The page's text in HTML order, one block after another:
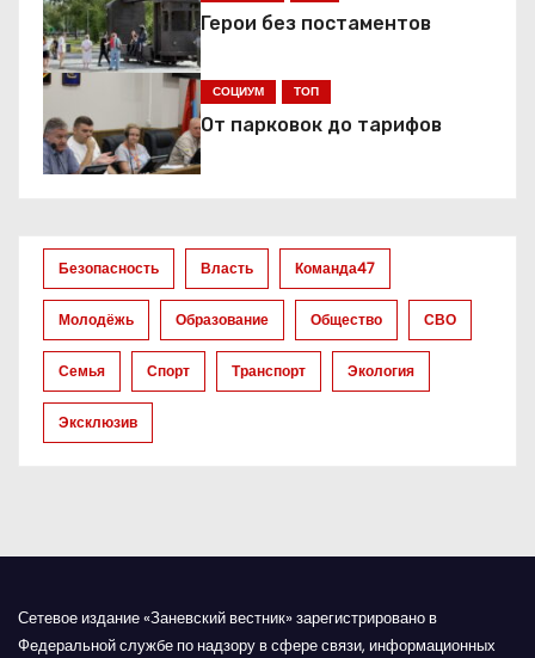
и
я
п
о
а
п
Герои без постаментов
СОЦИУМ ТОП
От парковок до тарифов
Безопасность Власть Команда47
Молодёжь Образование Общество СВО
Семья Спорт Транспорт Экология
Эксклюзив
Сетевое издание «Заневский вестник» зарегистрировано в
Федеральной службе по надзору в сфере связи, информационных